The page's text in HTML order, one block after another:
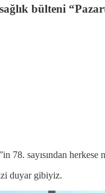
bülteni
78. sayısından herkese
duyar gibiyiz.